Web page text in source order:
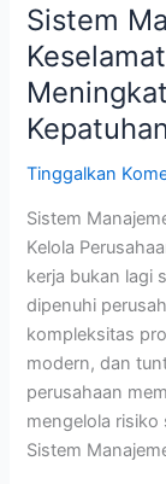
Sistem
Tinggalkan
Sistem
Kelola
kerja bukan lagi
dipenuhi
kompleksitas
modern, dan
perusahaan
mengelola risiko
Sistem
K3:
Fondasi
Keselamatan
Kerja
untuk
Meningkatkan
Produktivitas
dan
Kepatuhan
Perusahaan